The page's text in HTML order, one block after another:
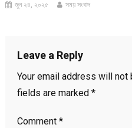
জুন ২৪, ২০২৫ সময় সংবাদ
Leave a Reply
Your email address will not
fields are marked *
Comment *